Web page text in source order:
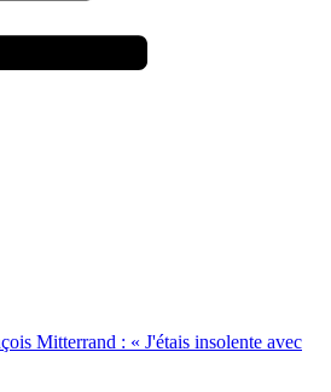
Mitterrand : « J'étais insolente avec